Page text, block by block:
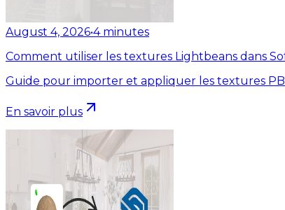
August 4, 2026•4 minutes
Comment utiliser les textures Lightbeans dans
Guide pour importer et appliquer les textures
En savoir plus